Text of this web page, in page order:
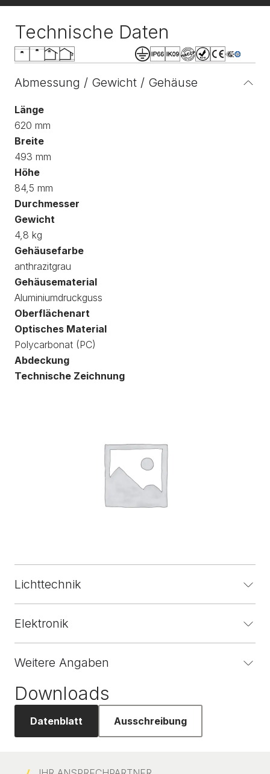
Technische Daten
Abmessung / Gewicht / Gehäuse
Länge
620 mm
Breite
493 mm
Höhe
84,5 mm
Durchmesser
Gewicht
4,8 kg
Gehäusefarbe
anthrazitgrau
Gehäusematerial
Aluminiumdruckguss
Oberflächenart
Optisches Material
Polycarbonat (PC)
Abdeckung
Technische Zeichnung
Lichttechnik
Elektronik
Weitere Angaben
Downloads
Datenblatt Ausschreibung